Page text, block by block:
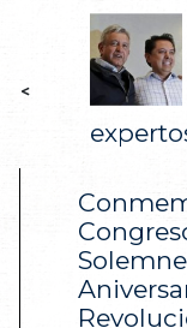
Solemne